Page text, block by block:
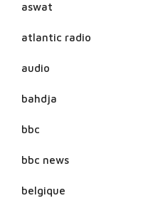
aswat
atlantic radio
audio
bahdja
bbc
bbc news
belgique